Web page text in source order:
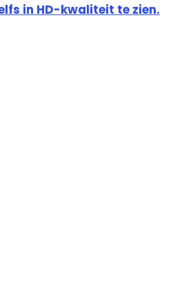
in HD-kwaliteit te zien.